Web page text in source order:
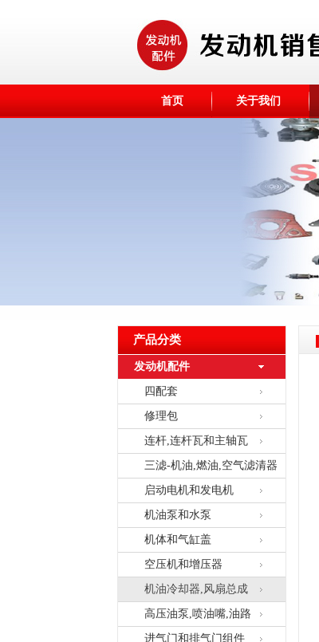
首页 关于我们
产品分类
发动机配件
四配套
修理包
连杆,连杆瓦和主轴瓦
三滤-机油,燃油,空气滤清器
启动电机和发电机
机油泵和水泵
机体和气缸盖
空压机和增压器
机油冷却器,风扇总成
高压油泵,喷油嘴,油路
进气门和排气门组件